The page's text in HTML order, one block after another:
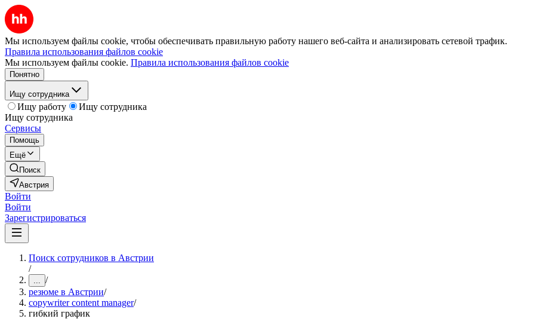
Мы используем файлы cookie, чтобы обеспечивать правильную работу нашего веб-сайта и анализировать сетевой трафик.
Правила использования файлов cookie
Мы используем файлы cookie. Правила использования файлов cookie
Понятно
Ищу сотрудника
Ищу работу
Ищу сотрудника
Ищу сотрудника
Сервисы
Помощь
Ещё
Поиск
Австрия
Войти
Войти
Зарегистрироваться
Поиск сотрудников в Австрии
/
... /
резюме в Австрии/
copywriter content manager/
гибкий график